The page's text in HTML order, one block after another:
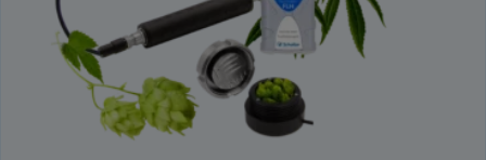
SCHÜTTDICHTE
ATRO/M³
GEWICHT / MASSE